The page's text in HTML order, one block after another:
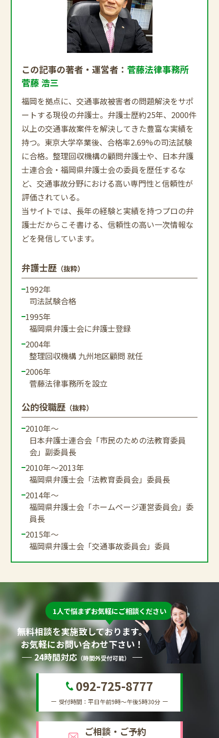
この記事の著者・運営者： 菅藤法律事務所
菅藤 浩三
福岡を拠点に、交通事故被害者の問題解決をサポ
ートする現役の弁護士。弁護士歴約25年、2000件
以上の交通事故案件を解決してきた豊富な実績を
持つ。東京大学卒業後、合格率2.69%の司法試験
に合格。整理回収機構の顧問弁護士や、日本弁護
士連合会・福岡県弁護士会の委員を歴任するな
ど、交通事故分野における高い専門性と信頼性が
評価されている。
当サイトでは、長年の経験と実績を持つプロの弁
護士だからこそ書ける、信頼性の高い一次情報な
どを発信しています。
弁護士歴 （抜粋）
1992年
司法試験合格
1995年
福岡県弁護士会に弁護士登録
2004年
整理回収機構 九州地区顧問 就任
2006年
菅藤法律事務所を設立
公的役職歴 （抜粋）
2010年～
日本弁護士連合会「市民のための法教育委員
会」副委員長
2010年～2013年
福岡県弁護士会「法教育委員会」委員長
2014年～
福岡県弁護士会「ホームページ運営委員会」委
員長
2015年～
福岡県弁護士会「交通事故委員会」委員
1人で悩まずお気軽にご相談ください
無料相談を実施致しております。
お気軽にお問い合わせ下さい！
24時間対応（時間外受付可能）
092-725-8777
受付時間：平日午前9時～午後5時30分
ご相談・ご予約